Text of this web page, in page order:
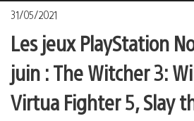
31/05/2021
Les jeux PlayStation
juin : The Witcher 3:
Virtua Fighter 5, Slay